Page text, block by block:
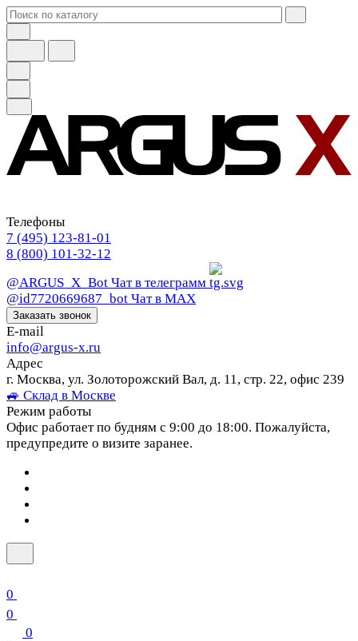
Телефоны
7 (495) 123-81-01
8 (800) 101-32-12
@ARGUS_X_Bot Чат в телеграмм
@id7720669687_bot Чат в МАХ
Заказать звонок
E-mail
info@argus-x.ru
Адрес
г. Москва, ул. Золоторожский Вал, д. 11, стр. 22, офис 239
🚙 Склад в Москве
Режим работы
Офис работает по будням с 9:00 до 18:00. Пожалуйста,
предупредите о визите заранее.
0
0
0